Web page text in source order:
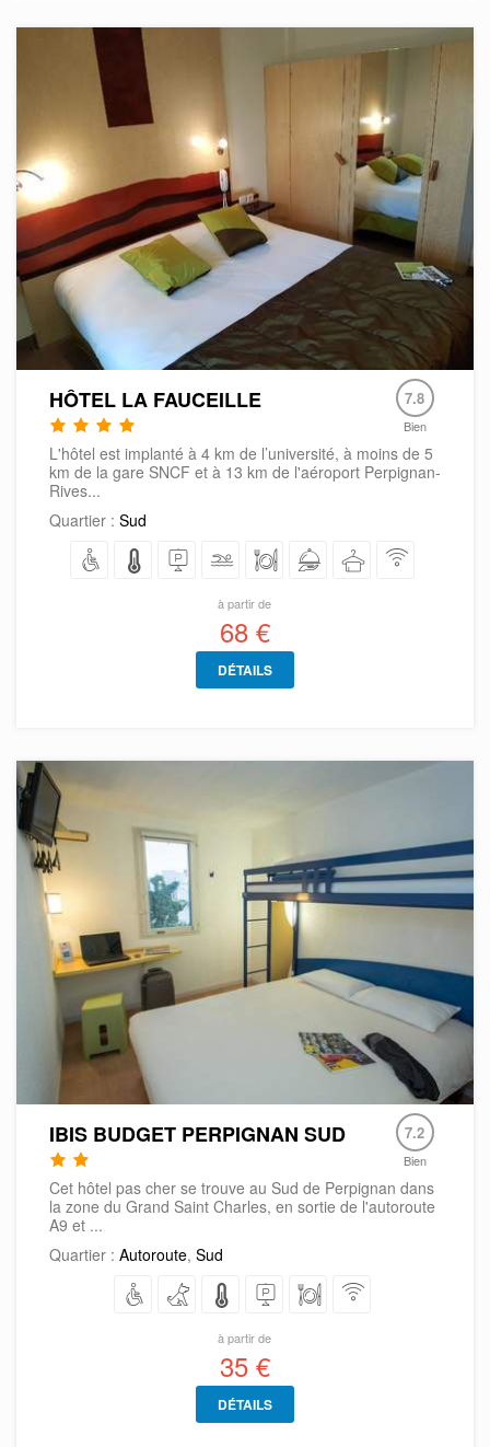
HÔTEL LA FAUCEILLE 7.8
Bien
L'hôtel est implanté à 4 km de l’université, à moins de 5
km de la gare SNCF et à 13 km de l'aéroport Perpignan-
Rives...
Quartier : Sud
à partir de
68 €
DÉTAILS
IBIS BUDGET PERPIGNAN SUD 7.2
Bien
Cet hôtel pas cher se trouve au Sud de Perpignan dans
la zone du Grand Saint Charles, en sortie de l'autoroute
A9 et ...
Quartier : Autoroute, Sud
à partir de
35 €
DÉTAILS